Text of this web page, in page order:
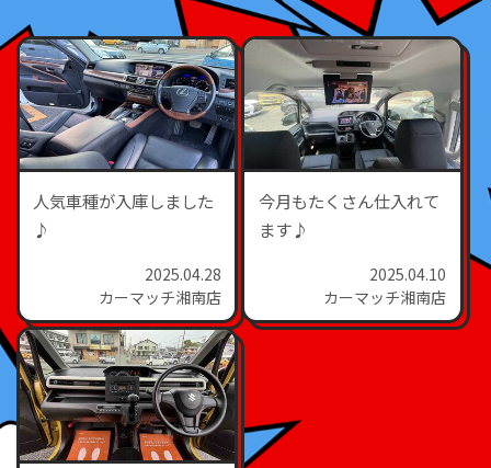
人気車種が入庫しました
♪
2025.04.28
カーマッチ湘南店
今月もたくさん仕入れて
ます♪
2025.04.10
カーマッチ湘南店